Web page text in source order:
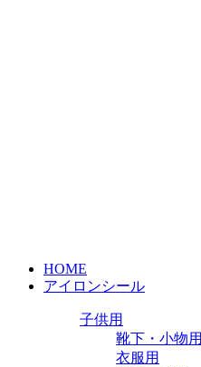
HOME
アイロンシール
子供用
靴下・小物用
衣服用